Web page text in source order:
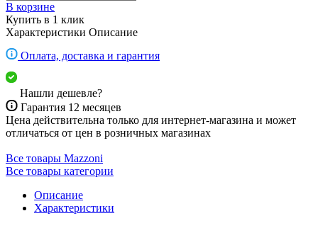
В корзине
Купить в 1 клик
Характеристики Описание
Оплата, доставка и гарантия
Нашли дешевле?
Гарантия 12 месяцев
Цена действительна только для интернет-магазина и может
отличаться от цен в розничных магазинах
Все товары Mazzoni
Все товары категории
Описание
Характеристики